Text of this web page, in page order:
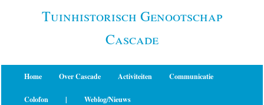
Tuinhistorisch Genootschap
Cascade
Home Over Cascade Activiteiten Communicatie
Colofon | Weblog/Nieuws